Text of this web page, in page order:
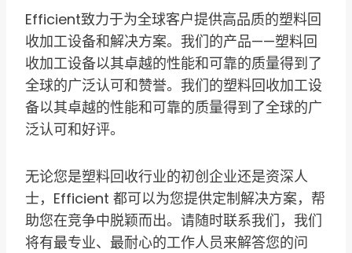
Efficient致力于为全球客户提供高品质的塑料回
收加工设备和解决方案。我们的产品——塑料回
收加工设备以其卓越的性能和可靠的质量得到了
全球的广泛认可和赞誉。我们的塑料回收加工设
备以其卓越的性能和可靠的质量得到了全球的广
泛认可和好评。
无论您是塑料回收行业的初创企业还是资深人
士，Efficient 都可以为您提供定制解决方案，帮
助您在竞争中脱颖而出。请随时联系我们，我们
将有最专业、最耐心的工作人员来解答您的问